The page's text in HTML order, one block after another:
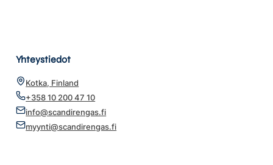
Yhteystiedot
Kotka, Finland
+358 10 200 47 10
info@scandirengas.fi
myynti@scandirengas.fi